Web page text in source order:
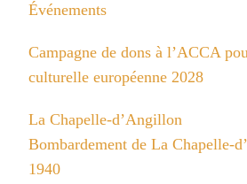
Événements
Campagne de dons à l’ACCA
culturelle européenne 2028
La Chapelle-d’Angillon
Bombardement de La Chapelle-
1940